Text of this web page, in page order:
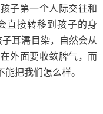
子第一个人际交往和
直接转移到孩子的身
子耳濡目染，自然会从
外面要收敛脾气，而
把我们怎么样。